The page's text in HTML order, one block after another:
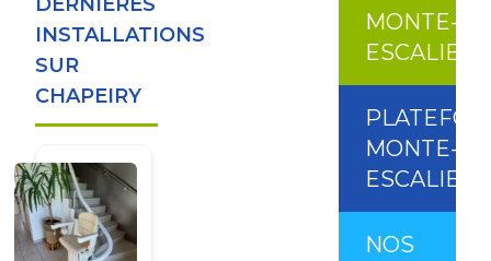
INSTALLATIONS
SUR
CHAPEIRY
MONTE-
ESCALIER
MONTE-
ESCALIER
NOS